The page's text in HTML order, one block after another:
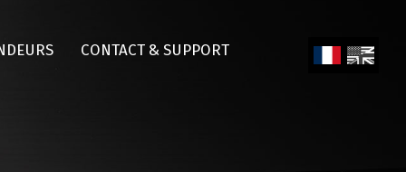
CONTACT & SUPPORT
Engl